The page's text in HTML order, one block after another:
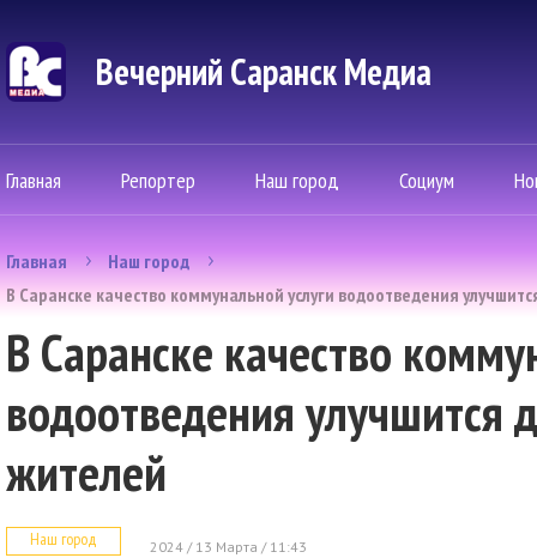
Вечерний Саранск Mедиа
Главная Репортер Наш город Социум
Главная
Наш город
В Саранске качество коммунальной услуги водоотведения
В Саранске качество
водоотведения улучшится
жителей
Наш город 2024 / 13 Марта / 11:43